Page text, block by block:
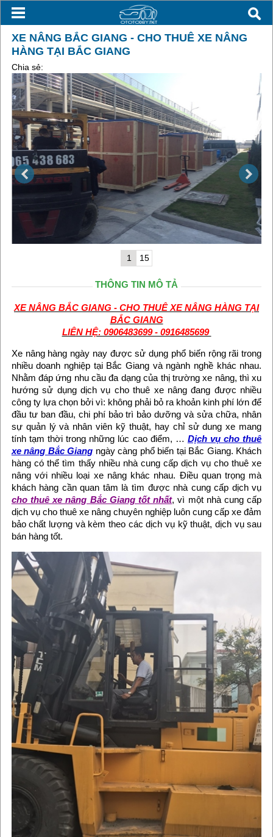
XE NÂNG BẮC GIANG - CHO THUÊ XE NÂNG
HÀNG TẠI BẮC GIANG
Chia sẻ:
1 15
THÔNG TIN MÔ TẢ
XE NÂNG BẮC GIANG - CHO THUÊ XE NÂNG HÀNG TẠI
BẮC GIANG
LIÊN HỆ: 0906483699 - 0916485699
Xe nâng hàng ngày nay được sử dụng phổ biến rộng rãi trong
nhiều doanh nghiệp tại Bắc Giang và ngành nghề khác nhau.
Nhằm đáp ứng nhu cầu đa dạng của thị trường xe nâng, thì xu
hướng sử dụng dịch vụ cho thuê xe nâng đang được nhiều
công ty lựa chọn bởi vì: không phải bỏ ra khoản kinh phí lớn để
đầu tư ban đầu, chi phí bảo trì bảo dưỡng và sửa chữa, nhân
sự quản lý và nhân viên kỹ thuật, hay chỉ sử dung xe mang
tính tạm thời trong những lúc cao điểm, … Dịch vụ cho thuê
xe nâng Bắc Giang ngày càng phổ biến tại Bắc Giang. Khách
hàng có thể tìm thấy nhiều nhà cung cấp dịch vụ cho thuê xe
nâng với nhiều loại xe nâng khác nhau. Điều quan trọng mà
khách hàng cần quan tâm là tìm được nhà cung cấp dịch vụ
cho thuê xe nâng Bắc Giang tốt nhất, vì một nhà cung cấp
dịch vụ cho thuê xe nâng chuyên nghiệp luôn cung cấp xe đảm
bảo chất lượng và kèm theo các dịch vụ kỹ thuật, dịch vụ sau
bán hàng tốt.